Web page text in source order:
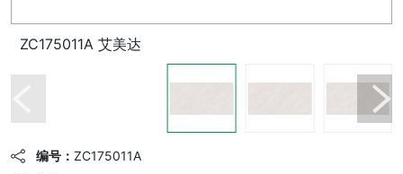
ZC175011A 艾美达
编号： ZC175011A